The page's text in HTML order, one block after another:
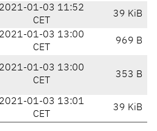
2021-01-03 11:52
CET
39 KiB
2021-01-03 13:00
CET
969 B
2021-01-03 13:00
CET
353 B
2021-01-03 13:01
CET
39 KiB